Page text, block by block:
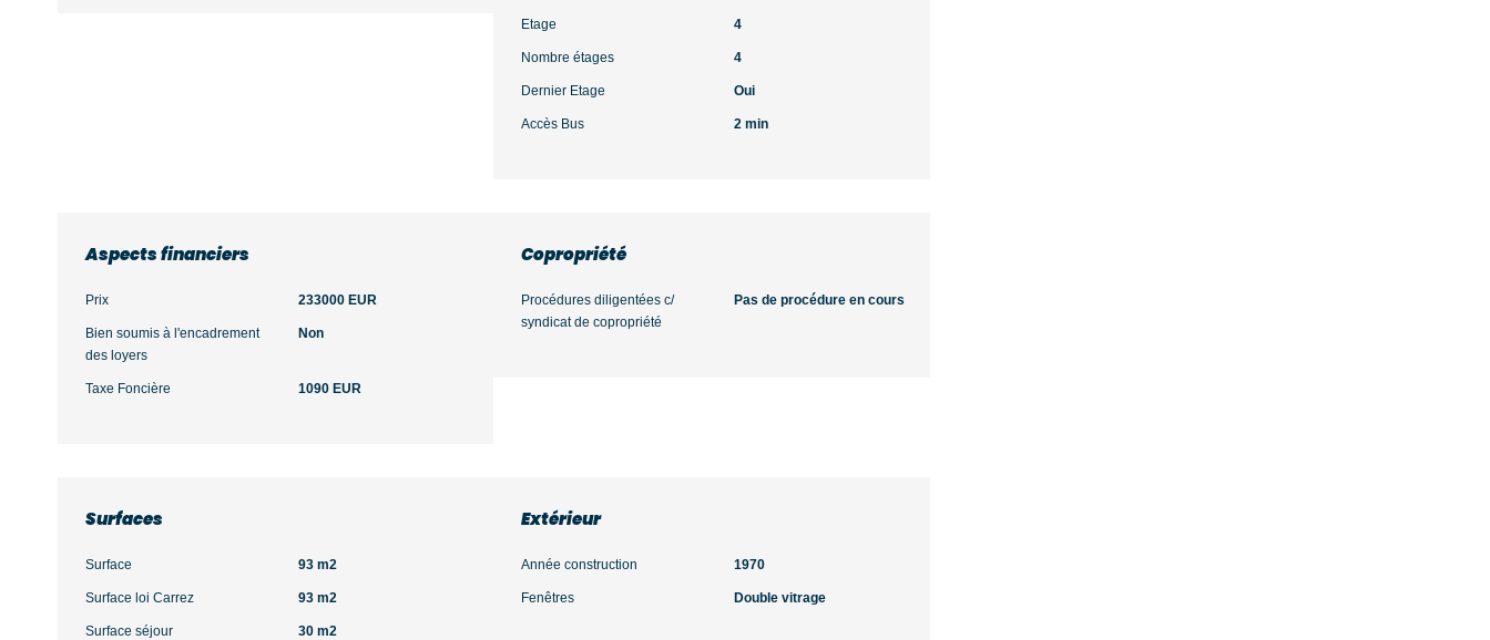
Etage 4
Nombre étages 4
Dernier Etage Oui
Accès Bus 2 min
Aspects financiers
Prix 233000 EUR
Bien soumis à l'encadrement
des loyers
Non
Taxe Foncière 1090 EUR
Copropriété
Procédures diligentées c/
syndicat de copropriété
Pas de procédure en cours
Surfaces
Surface 93 m2
Surface loi Carrez 93 m2
Surface séjour 30 m2
Extérieur
Année construction 1970
Fenêtres Double vitrage